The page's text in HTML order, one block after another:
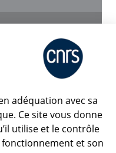
CNRS
adéquation avec sa
Ce site vous donne
utilise et le contrôle
fonctionnement et son